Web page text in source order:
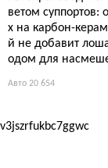
ветом суппортов:
х на карбон-
й не добавит
одом для
Авто 20 654
v3jszrfukbc7ggwc